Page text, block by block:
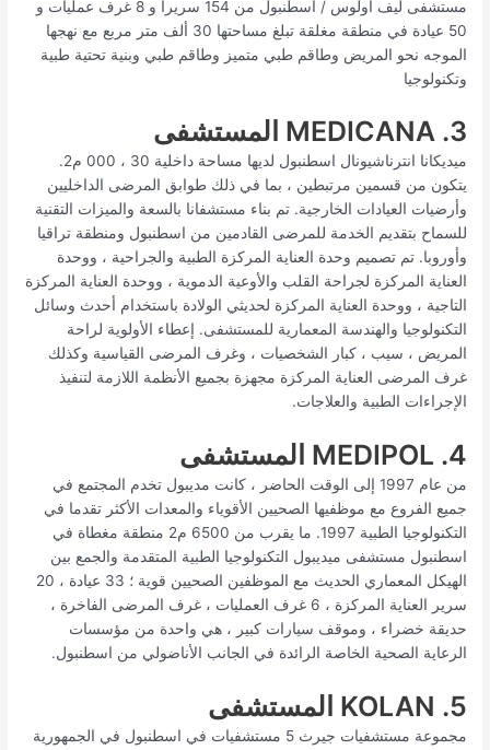
مستشفى ليف أولوس / اسطنبول من 154 سريرا و 8 غرف عمليات و
50 عيادة في منطقة مغلقة تبلغ مساحتها 30 ألف متر مربع مع نهجها
الموجه نحو المريض وطاقم طبي متميز وطاقم طبي وبنية تحتية طبية
وتكنولوجيا
3. MEDICANA المستشفى
ميديكانا انترناشيونال اسطنبول لديها مساحة داخلية 30 ، 000 م2.
يتكون من قسمين مرتبطين ، بما في ذلك طوابق المرضى الداخليين
وأرضيات العيادات الخارجية. تم بناء مستشفانا بالسعة والميزات التقنية
للسماح بتقديم الخدمة للمرضى القادمين من اسطنبول ومنطقة تراقيا
وأوروبا. تم تصميم وحدة العناية المركزة الطبية والجراحية ، ووحدة
العناية المركزة لجراحة القلب والأوعية الدموية ، ووحدة العناية المركزة
التاجية ، ووحدة العناية المركزة لحديثي الولادة باستخدام أحدث وسائل
التكنولوجيا والهندسة المعمارية للمستشفى. إعطاء الأولوية لراحة
المريض ، سيب ، كبار الشخصيات ، وغرف المرضى القياسية وكذلك
غرف المرضى العناية المركزة مجهزة بجميع الأنظمة اللازمة لتنفيذ
الإجراءات الطبية والعلاجات.
4. MEDIPOL المستشفى
من عام 1997 إلى الوقت الحاضر ، كانت مديبول تخدم المجتمع في
جميع الفروع مع موظفيها الصحيين الأقوياء والمعدات الأكثر تقدما في
التكنولوجيا الطبية 1997. ما يقرب من 6500 م2 منطقة مغطاة في
اسطنبول مستشفى ميديبول التكنولوجيا الطبية المتقدمة والجمع بين
الهيكل المعماري الحديث مع الموظفين الصحيين قوية ؛ 33 عيادة ، 20
سرير العناية المركزة ، 6 غرف العمليات ، غرف المرضى الفاخرة ،
حديقة خضراء ، وموقف سيارات كبير ، هي واحدة من مؤسسات
الرعاية الصحية الخاصة الرائدة في الجانب الأناضولي من اسطنبول.
5. KOLAN المستشفى
مجموعة مستشفيات جيرث 5 مستشفيات في اسطنبول في الجمهورية